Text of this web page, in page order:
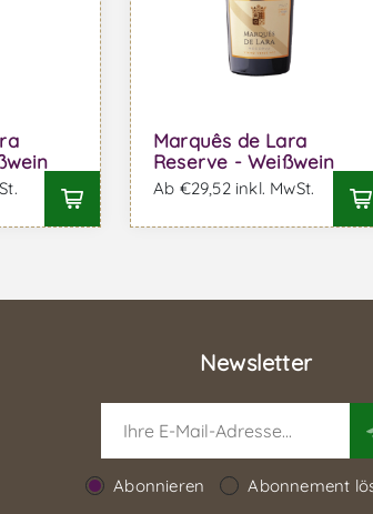
Marquês de Lara
Reserve - Weißwein
Ab €29,52 inkl. MwSt.
Newsletter
Abonnieren Abonnement